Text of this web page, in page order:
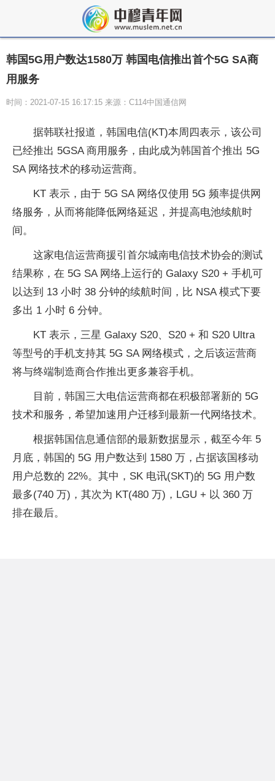
韩国5G用户数达1580万 韩国电信推出首个5G SA商
用服务
时间：2021-07-15 16:17:15 来源：C114中国通信网
据韩联社报道，韩国电信(KT)本周四表示，该公司
已经推出 5GSA 商用服务，由此成为韩国首个推出 5G
SA 网络技术的移动运营商。
KT 表示，由于 5G SA 网络仅使用 5G 频率提供网
络服务，从而将能降低网络延迟，并提高电池续航时
间。
这家电信运营商援引首尔城南电信技术协会的测试
结果称，在 5G SA 网络上运行的 Galaxy S20 + 手机可
以达到 13 小时 38 分钟的续航时间，比 NSA 模式下要
多出 1 小时 6 分钟。
KT 表示，三星 Galaxy S20、S20 + 和 S20 Ultra
等型号的手机支持其 5G SA 网络模式，之后该运营商
将与终端制造商合作推出更多兼容手机。
目前，韩国三大电信运营商都在积极部署新的 5G
技术和服务，希望加速用户迁移到最新一代网络技术。
根据韩国信息通信部的最新数据显示，截至今年 5
月底，韩国的 5G 用户数达到 1580 万，占据该国移动
用户总数的 22%。其中，SK 电讯(SKT)的 5G 用户数
最多(740 万)，其次为 KT(480 万)，LGU + 以 360 万
排在最后。